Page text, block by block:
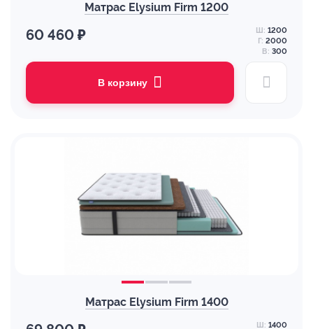
Матрас Elysium Firm 1200
60 460 ₽ Ш: 1200
Г: 2000
В: 300
В корзину
Матрас Elysium Firm 1400
Ш: 1400